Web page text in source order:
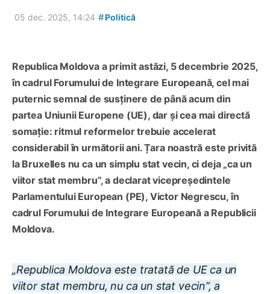
05 dec. 2025, 14:24 #Politică
Republica Moldova a primit astăzi, 5 decembrie 2025,
în cadrul Forumului de Integrare Europeană, cel mai
puternic semnal de susținere de până acum din
partea Uniunii Europene (UE), dar și cea mai directă
somație: ritmul reformelor trebuie accelerat
considerabil în următorii ani. Țara noastră este privită
la Bruxelles nu ca un simplu stat vecin, ci deja „ca un
viitor stat membru”, a declarat vicepreședintele
Parlamentului European (PE), Victor Negrescu, în
cadrul Forumului de Integrare Europeană a Republicii
Moldova.
„Republica Moldova este tratată de UE ca un
viitor stat membru, nu ca un stat vecin”, a